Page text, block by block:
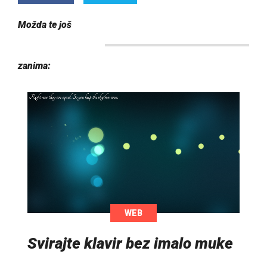
Možda te još
zanima:
WEB
Svirajte klavir bez imalo muke